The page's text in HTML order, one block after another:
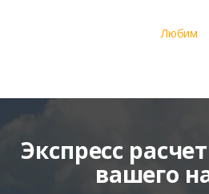
Любим
Экспресс
вашего